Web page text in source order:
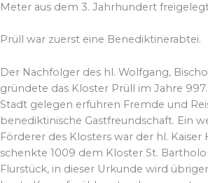
Meter aus dem 3. Jahrhundert
Prüll war zuerst eine Benediktinerabtei.
Der Nachfolger des hl. Wolfgang,
gründete das Kloster Prüll im Jahre
Stadt gelegen erfuhren Fremde und
benediktinische Gastfreundschaft. Ein
Förderer des Klosters war der hl. Kaiser
schenkte 1009 dem Kloster St.
Flurstück, in dieser Urkunde wird